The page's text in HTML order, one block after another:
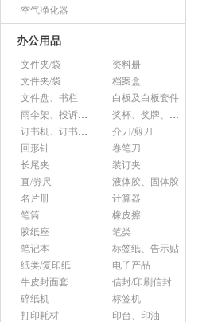
空气净化器
办公用品
文件夹/袋
资料册
文件夹/袋
档案盒
文件盘、书栏
白板及白板套件
雨伞架、投诉意见箱、杂志架等杂项
奖杯、奖牌、证书
订书机、订书针、起钉器
介刀/剪刀
回形针
卷笔刀
长尾夹
装订夹
直/劵尺
液体胶、固体胶
名片册
计算器
笔筒
橡皮擦
胶纸座
笔类
笔记本
标签纸、告示贴
纸类/复印纸
电子产品
牛皮封面套
信封/印刷信封
碎纸机
标签机
打印耗材
印台、印油